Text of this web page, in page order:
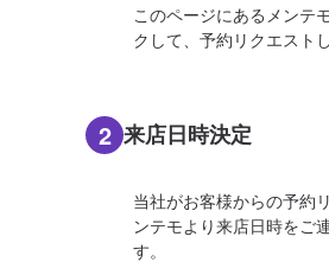
このページにあるメンテ
クして、予約リクエスト
2 来店日時決定
当社がお客様からの予約
ンテモより来店日時をご
す。